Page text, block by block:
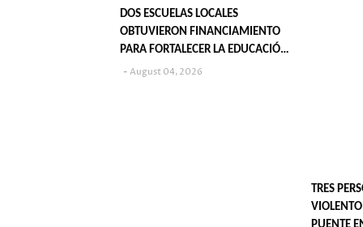
DOS ESCUELAS LOCALES
OBTUVIERON FINANCIAMIENTO
PARA FORTALECER LA EDUCACIÓN
TÉCNICA
August 04, 2026
TRES